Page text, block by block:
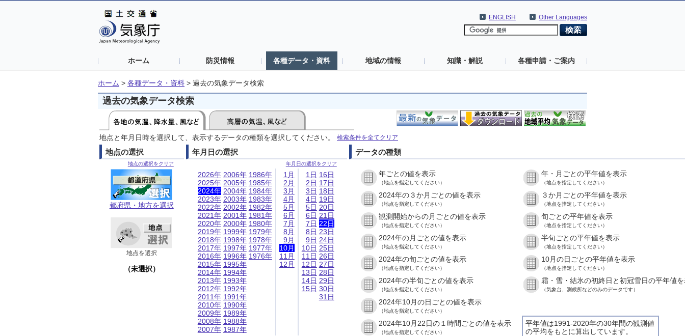
Other Languages
ENGLISH
ホーム 防災情報 各種データ・資料 地域の情報 知識・解説 各種申請・ご案内
ホーム > 各種データ・資料 > 過去の気象データ検索
過去の気象データ検索
地点と年月日時を選択して、表示するデータの種類を選択してください。 検索条件を全てクリア
地点の選択
地点の選択をクリア
都府県・地方を選択
地点を選択
（未選択）
年月日の選択
年月日の選択をクリア
2026年
2025年
2024年
2023年
2022年
2021年
2020年
2019年
2018年
2017年
2016年
2015年
2014年
2013年
2012年
2011年
2010年
2009年
2008年
2007年
2006年
2005年
2004年
2003年
2002年
2001年
2000年
1999年
1998年
1997年
1996年
1995年
1994年
1993年
1992年
1991年
1990年
1989年
1988年
1987年
1986年
1985年
1984年
1983年
1982年
1981年
1980年
1979年
1978年
1977年
1976年
1月
2月
3月
4月
5月
6月
7月
8月
9月
10月
11月
12月
1日
2日
3日
4日
5日
6日
7日
8日
9日
10日
11日
12日
13日
14日
15日
16日
17日
18日
19日
20日
21日
22日
23日
24日
25日
26日
27日
28日
29日
30日
31日
データの種類
年ごとの値を表示
（地点を指定してください）
年・月ごとの平年値を表示
（地点を指定してください）
2024年の３か月ごとの値を表示
（地点を指定してください）
３か月ごとの平年値を表示
（地点を指定してください）
観測開始からの月ごとの値を表示
（地点を指定してください）
旬ごとの平年値を表示
（地点を指定してください）
2024年の月ごとの値を表示
（地点を指定してください）
半旬ごとの平年値を表示
（地点を指定してください）
2024年の旬ごとの値を表示
（地点を指定してください）
10月の日ごとの平年値を表示
（地点を指定してください）
2024年の半旬ごとの値を表示
（地点を指定してください）
霜・雪・結氷の初終日と初冠雪日の平年値
（気象台、測候所などのみのデータです）
2024年10月の日ごとの値を表示
（地点を指定してください）
平年値は1991-2020年の30年間の観測値
の平均をもとに算出しています。
2024年10月22日の１時間ごとの値を表示
（地点を指定してください）